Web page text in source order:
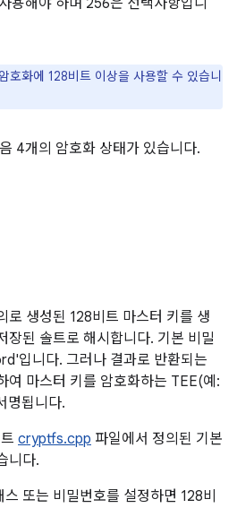
용해야 하며 256은 선택사항입니
호화에 128비트 이상을 사용할 수 있습니
4개의 암호화 상태가 있습니다.
로 생성된 128비트 마스터 키를 생
장된 솔트로 해시합니다. 기본 비밀
입니다. 그러나 결과로 반환되는
여 마스터 키를 암호화하는 TEE(예:
명됩니다.
cryptfs.cpp 파일에서 정의된 기본
니다.
또는 비밀번호를 설정하면 128비